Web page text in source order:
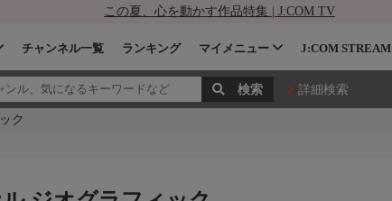
この夏、心を動かす作品特集 | J:COM TV
チャンネル一覧 ランキング マイメニュー J:COM STREAM
詳細検索
ク